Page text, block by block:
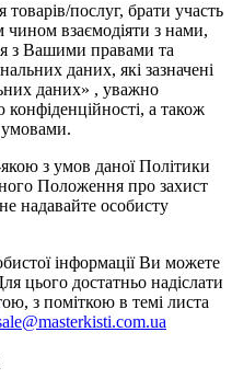
послуг, брати участь
чином взаємодіяти з нами,
з Вашими правами та
даних, які зазначені
даних» , уважно
а також
умовами.
з умов даної Політики
Положення про захист
надавайте особисту
інформації Ви можете
цього достатньо надіслати
з поміткою в темі листа